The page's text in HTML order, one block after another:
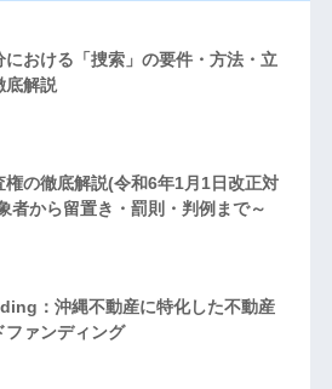
における「捜索」の要件・方法・立
底解説
権の徹底解説(令和6年1月1日改正対
者から留置き・罰則・判例まで～
：沖縄不動産に特化した不動産
ファンディング